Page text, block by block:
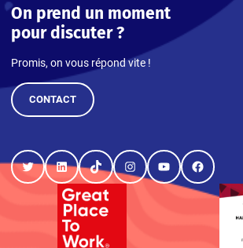
On prend un moment
pour discuter ?
Promis, on vous répond vite !
CONTACT
TwitterLinkedInTikTokInstagram
YouTubeFacebook